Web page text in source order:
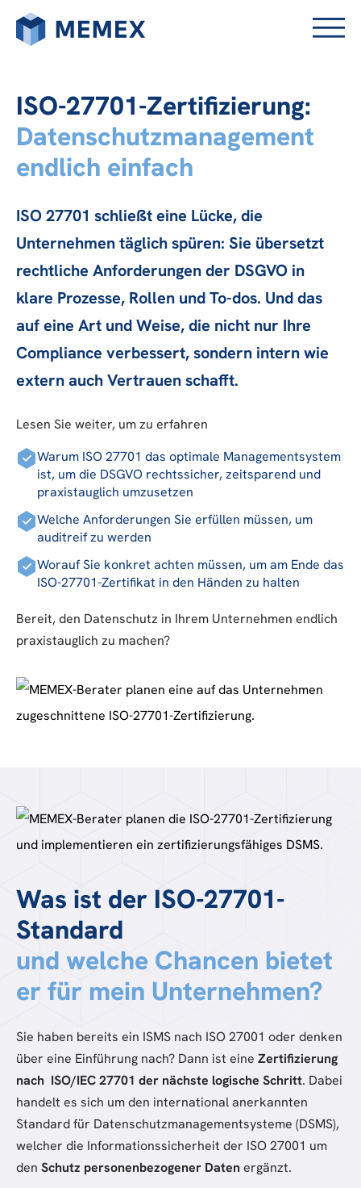
ISO-27701-Zertifizierung:
Datenschutzmanagement
endlich einfach
ISO 27701 schließt eine Lücke, die
Unternehmen täglich spüren: Sie übersetzt
rechtliche Anforderungen der DSGVO in
klare Prozesse, Rollen und To-dos. Und das
auf eine Art und Weise, die nicht nur Ihre
Compliance verbessert, sondern intern wie
extern auch Vertrauen schafft.
Lesen Sie weiter, um zu erfahren
Warum ISO 27701 das optimale Managementsystem
ist, um die DSGVO rechtssicher, zeitsparend und
praxistauglich umzusetzen
Welche Anforderungen Sie erfüllen müssen, um
auditreif zu werden
Worauf Sie konkret achten müssen, um am Ende das
ISO-27701-Zertifikat in den Händen zu halten
Bereit, den Datenschutz in Ihrem Unternehmen endlich
praxistauglich zu machen?
Was ist der ISO-27701-
Standard
und welche Chancen bietet
er für mein Unternehmen?
Sie haben bereits ein ISMS nach ISO 27001 oder denken
über eine Einführung nach? Dann ist eine Zertifizierung
nach ISO/IEC 27701 der nächste logische Schritt. Dabei
handelt es sich um den international anerkannten
Standard für Datenschutzmanagementsysteme (DSMS),
welcher die Informationssicherheit der ISO 27001 um
den Schutz personenbezogener Datenergänzt.